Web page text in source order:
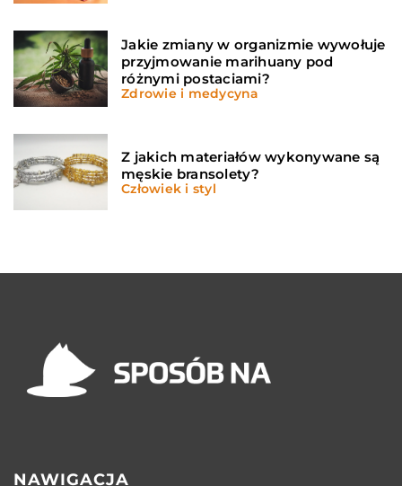
Jakie zmiany w organizmie wywołuje
przyjmowanie marihuany pod
różnymi postaciami?
Zdrowie i medycyna
Z jakich materiałów wykonywane są
męskie bransolety?
Człowiek i styl
NAWIGACJA